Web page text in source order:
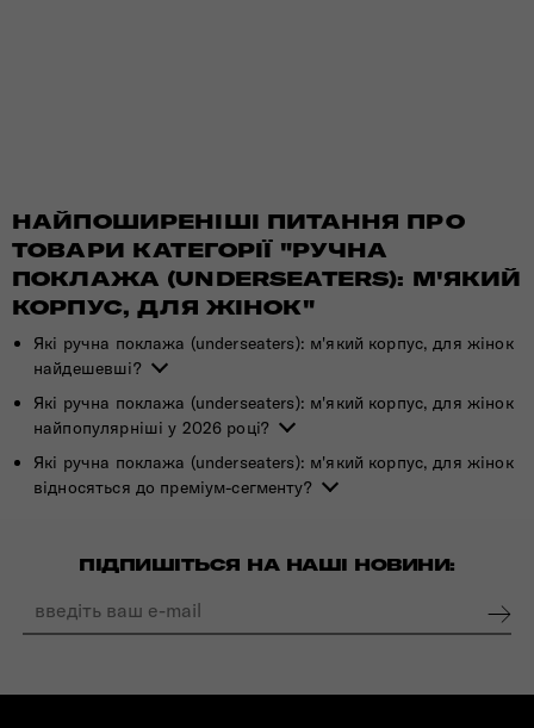
НАЙПОШИРЕНІШІ ПИТАННЯ ПРО
ТОВАРИ КАТЕГОРІЇ "РУЧНА
ПОКЛАЖА (UNDERSEATERS): М'ЯКИЙ
КОРПУС, ДЛЯ ЖІНОК"
Які ручна поклажа (underseaters): м'який корпус, для жінок
найдешевші?
Які ручна поклажа (underseaters): м'який корпус, для жінок
найпопулярніші у 2026 році?
Які ручна поклажа (underseaters): м'який корпус, для жінок
відносяться до преміум-сегменту?
ПІДПИШІТЬСЯ НА НАШІ НОВИНИ: